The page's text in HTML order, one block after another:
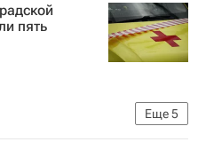
пять
Еще5
на Украине